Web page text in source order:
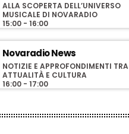
ALLA SCOPERTA DELL’UNIVERSO
MUSICALE DI NOVARADIO
15:00 - 16:00
Novaradio News
NOTIZIE E APPROFONDIMENTI TRA
ATTUALITÀ E CULTURA
16:00 - 17:00